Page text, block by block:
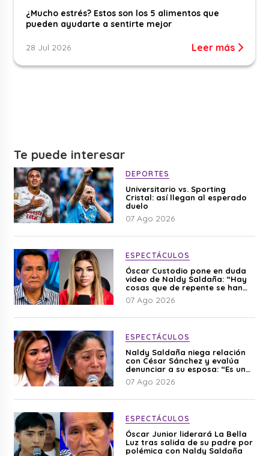
¿Mucho estrés? Estos son los 5 alimentos que
pueden ayudarte a sentirte mejor
28 Jul 2026 Leer más
Te puede interesar
DEPORTES
Universitario vs. Sporting
Cristal: así llegan al esperado
duelo
07 Ago 2026
ESPECTÁCULOS
Óscar Custodio pone en duda
video de Naldy Saldaña: “Hay
cosas que de repente se han
editado”
07 Ago 2026
ESPECTÁCULOS
Naldy Saldaña niega relación
con César Sánchez y evalúa
denunciar a su esposa: “Es una
difamación”
07 Ago 2026
ESPECTÁCULOS
Óscar Junior liderará La Bella
Luz tras salida de su padre por
polémica con Naldy Saldaña